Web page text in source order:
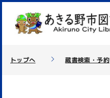
トップへ 蔵書検索・予約